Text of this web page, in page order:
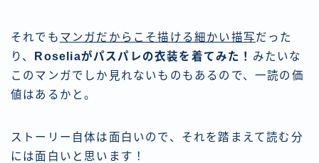
それでも マンガだからこそ描ける細かい描写だった
り、
Roseliaがパスパレの衣装を着てみた！ みたいな
このマンガでしか見れないものもあるので、一読の価
値はあるかと。
ストーリー自体は面白いので、それを踏まえて読む分
には面白いと思います！